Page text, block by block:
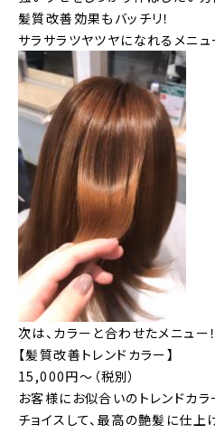
髪質改善効果もバッチリ！
サラサラツヤツヤになれるメニュ
次は、カラーと合わせたメニュー！
【髪質改善トレンドカラー】
15,000円～（税別）
お客様にお似合いのトレンドカラ
チョイスして、最高の艶髪に仕上